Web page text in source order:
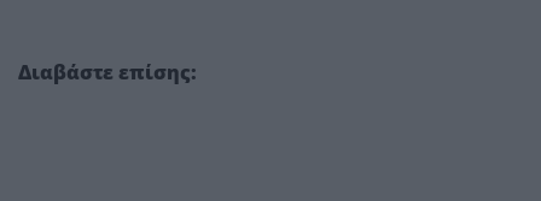
Διαβάστε επίσης: